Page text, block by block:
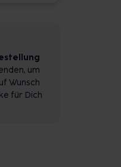
um
Wunsch
für Dich